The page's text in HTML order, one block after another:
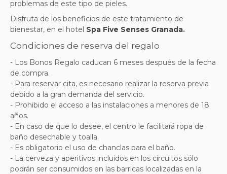
problemas de este tipo de pieles.
Disfruta de los beneficios de este tratamiento de
bienestar, en el hotel Spa Five Senses Granada.
Condiciones de reserva del regalo
- Los Bonos Regalo caducan 6 meses después de la fecha
de compra.
- Para reservar cita, es necesario realizar la reserva previa
debido a la gran demanda del servicio.
- Prohibido el acceso a las instalaciones a menores de 18
años.
- En caso de que lo desee, el centro le facilitará ropa de
baño desechable y toalla.
- Es obligatorio el uso de chanclas para el baño.
- La cerveza y aperitivos incluidos en los circuitos sólo
podrán ser consumidos en las barricas localizadas en la